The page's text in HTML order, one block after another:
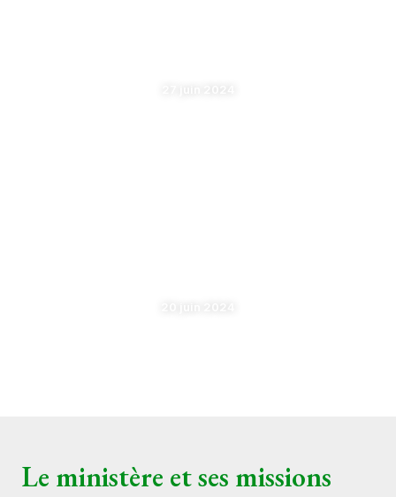
Le ministère et ses missions